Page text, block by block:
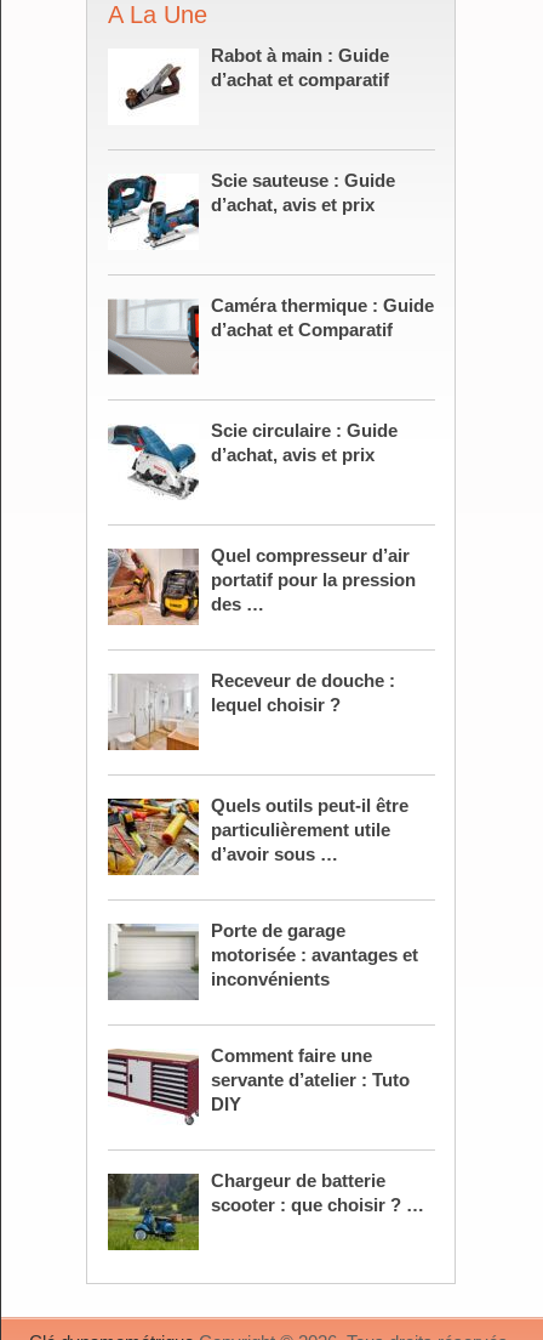
A La Une
Rabot à main : Guide
d’achat et comparatif
Scie sauteuse : Guide
d’achat, avis et prix
Caméra thermique : Guide
d’achat et Comparatif
Scie circulaire : Guide
d’achat, avis et prix
Quel compresseur d’air
portatif pour la pression
des …
Receveur de douche :
lequel choisir ?
Quels outils peut-il être
particulièrement utile
d’avoir sous …
Porte de garage
motorisée : avantages et
inconvénients
Comment faire une
servante d’atelier : Tuto
DIY
Chargeur de batterie
scooter : que choisir ? …